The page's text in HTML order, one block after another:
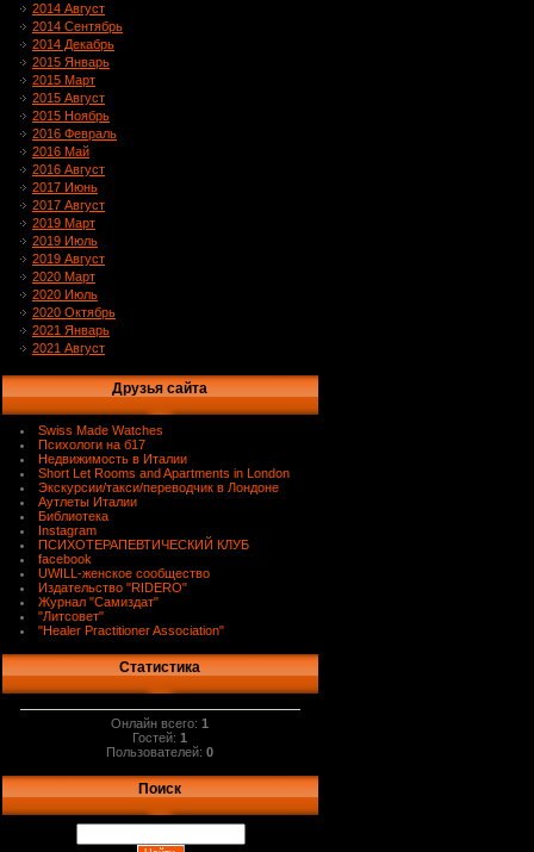
2014 Август
2014 Сентябрь
2014 Декабрь
2015 Январь
2015 Март
2015 Август
2015 Ноябрь
2016 Февраль
2016 Май
2016 Август
2017 Июнь
2017 Август
2019 Март
2019 Июль
2019 Август
2020 Март
2020 Июль
2020 Октябрь
2021 Январь
2021 Август
Друзья сайта
Swiss Made Watches
Психологи на б17
Недвижимость в Италии
Short Let Rooms and Apartments in London
Экскурсии/такси/переводчик в Лондоне
Аутлеты Италии
Библиотека
Instagram
ПСИХОТЕРАПЕВТИЧЕСКИЙ КЛУБ
facebook
UWILL-женское сообщество
Издательство "RIDERO"
Журнал "Самиздат"
"Литсовет"
"Healer Practitioner Association"
Статистика
Онлайн всего:1
Гостей:1
Пользователей:0
Поиск